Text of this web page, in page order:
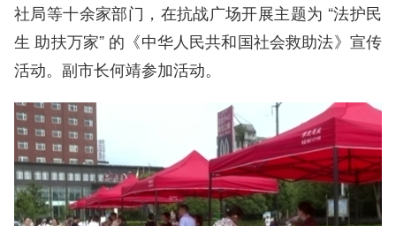
社局等十余家部门，在抗战广场开展主题为 “法护民
生 助扶万家” 的《中华人民共和国社会救助法》宣传
活动。副市长何靖参加活动。